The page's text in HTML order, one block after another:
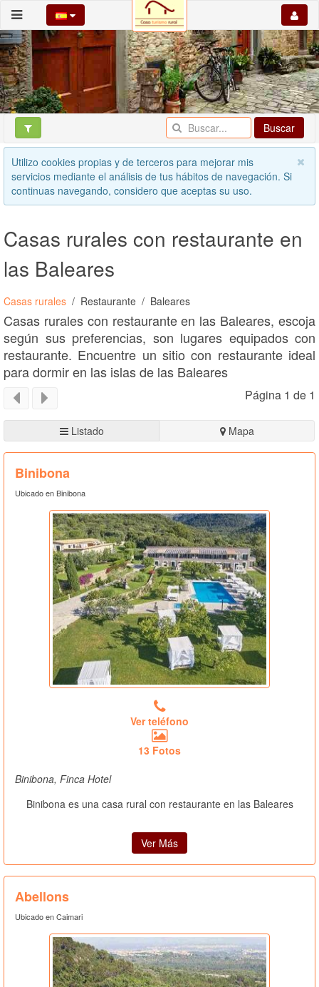
Buscar
Utilizo cookies propias y de terceros para mejorar mis
servicios mediante el análisis de tus hábitos de navegación. Si
continuas navegando, considero que aceptas su uso.
Casas rurales con restaurante en
las Baleares
Casas rurales Restaurante Baleares
Casas rurales con restaurante en las Baleares, escoja
según sus preferencias, son lugares equipados con
restaurante. Encuentre un sitio con restaurante ideal
para dormir en las islas de las Baleares
Página 1 de 1
Listado Mapa
Binibona
Ubicado en Binibona
Ver teléfono
13 Fotos
Binibona, Finca Hotel
Binibona es una casa rural con restaurante en las Baleares
Ver Más
Abellons
Ubicado en Caimari